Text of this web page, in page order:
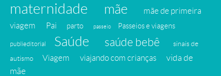
maternidade mãe
mãe de primeira
viagem
Pai parto passeio Passeios e viagens
publieditorial Saúde saúde bebê
sinais de
autismo
Viagem viajando com crianças
vida de
mãe